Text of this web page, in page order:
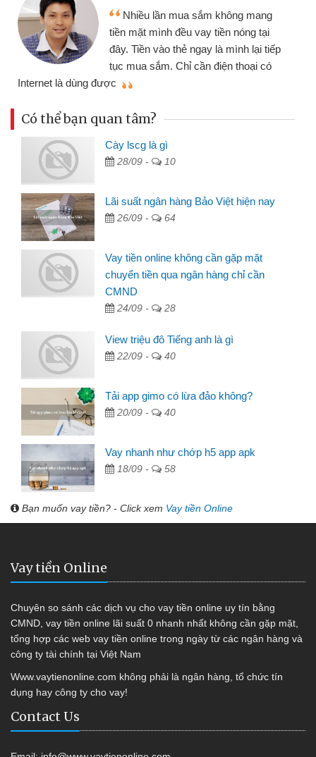
Nhiều lần mua sắm không mang
tiền mặt mình đều vay tiền nóng tại
đây. Tiền vào thẻ ngay là mình lại tiếp
tục mua sắm. Chỉ cần điện thoại có
Internet là dùng được
Có thể bạn quan tâm?
Cày lscg là gì
28/09 - 10
Lãi suất ngân hàng Bảo Việt hiện nay
26/09 - 64
Vay tiền online không cần gặp mặt
chuyển tiền qua ngân hàng chỉ cần
CMND
24/09 - 28
View triệu đô Tiếng anh là gì
22/09 - 40
Tải app gimo có lừa đảo không?
20/09 - 40
Vay nhanh như chớp h5 app apk
18/09 - 58
Bạn muốn vay tiền? - Click xem Vay tiền Online
Vay tiền Online
Chuyên so sánh các dịch vụ cho vay tiền online uy tín bằng
CMND, vay tiền online lãi suất 0 nhanh nhất không cần gặp mặt,
tổng hợp các web vay tiền online trong ngày từ các ngân hàng và
công ty tài chính tại Việt Nam
Www.vaytienonline.com không phải là ngân hàng, tổ chức tín
dụng hay công ty cho vay!
Contact Us